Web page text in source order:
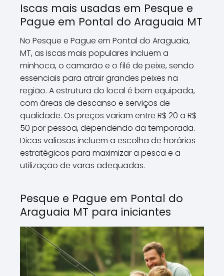
Iscas mais usadas em Pesque e
Pague em Pontal do Araguaia MT
No Pesque e Pague em Pontal do Araguaia,
MT, as iscas mais populares incluem a
minhoca, o camarão e o filé de peixe, sendo
essenciais para atrair grandes peixes na
região. A estrutura do local é bem equipada,
com áreas de descanso e serviços de
qualidade. Os preços variam entre R$ 20 a R$
50 por pessoa, dependendo da temporada.
Dicas valiosas incluem a escolha de horários
estratégicos para maximizar a pesca e a
utilização de varas adequadas.
Pesque e Pague em Pontal do
Araguaia MT para iniciantes